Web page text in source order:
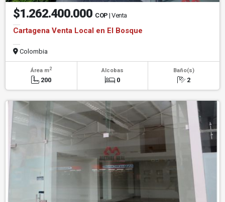
$1.262.400.000 COP | Venta
Cartagena Venta Local en El Bosque
Colombia
Área m2
200
Alcobas
0
Baño(s)
2